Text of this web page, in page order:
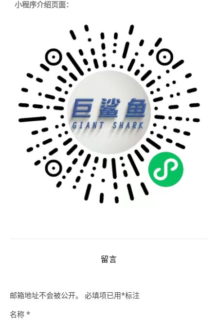
小程序介绍页面：
留言
邮箱地址不会被公开。 必填项已用*标注
名称 *